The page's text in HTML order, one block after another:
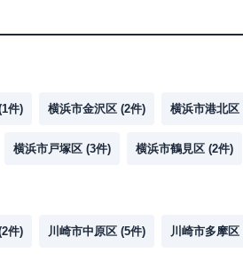
1件) 横浜市金沢区 (2件) 横浜市港北区
横浜市戸塚区 (3件) 横浜市鶴見区 (2件)
2件) 川崎市中原区 (5件) 川崎市多摩区